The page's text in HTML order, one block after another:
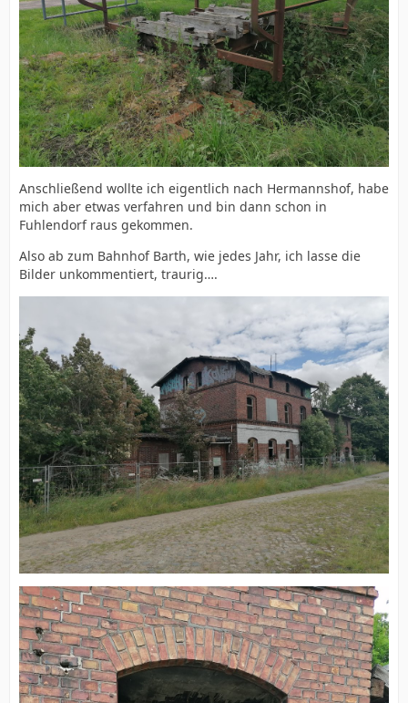
Anschließend wollte ich eigentlich nach Hermannshof, habe
mich aber etwas verfahren und bin dann schon in
Fuhlendorf raus gekommen.
Also ab zum Bahnhof Barth, wie jedes Jahr, ich lasse die
Bilder unkommentiert, traurig….